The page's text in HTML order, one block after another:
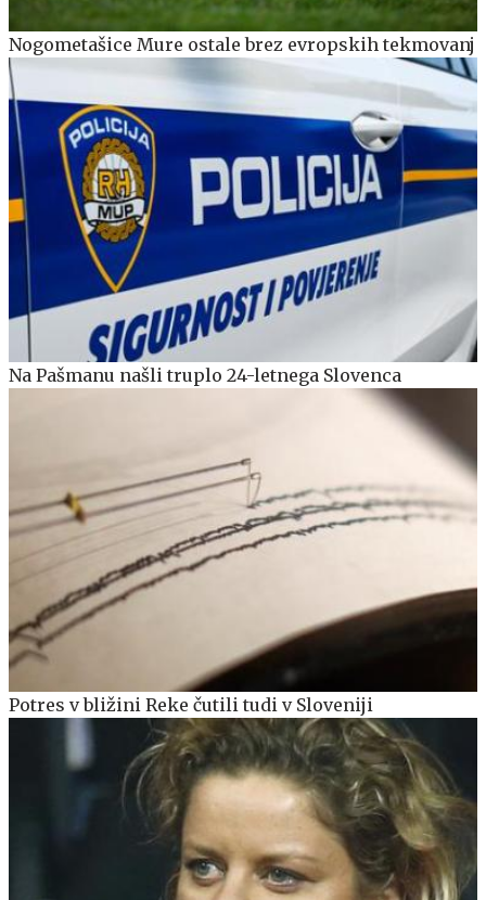
Nogometašice Mure ostale brez evropskih tekmovanj
Na Pašmanu našli truplo 24-letnega Slovenca
Potres v bližini Reke čutili tudi v Sloveniji